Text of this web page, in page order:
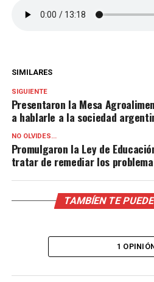
SIMILARES
SIGUIENTE
Presentaron la Mesa
a hablarle a la sociedad
NO OLVIDES...
Promulgaron la Ley de
tratar de remediar los
TAMBÍEN TE
1